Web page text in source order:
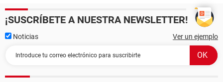
¡SUSCRÍBETE A NUESTRA NEWSLETTER!
Noticias Ver un ejemplo